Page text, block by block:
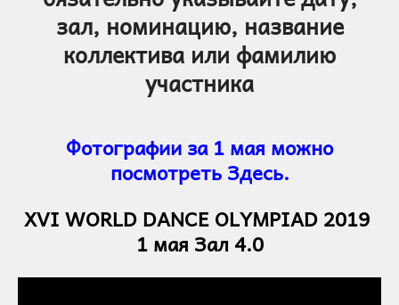
зал, номинацию, название
коллектива или фамилию
участника
Фотографии за 1 мая можно
посмотреть Здесь.
XVI WORLD DANCE OLYMPIAD 2019
1 мая Зал 4.0